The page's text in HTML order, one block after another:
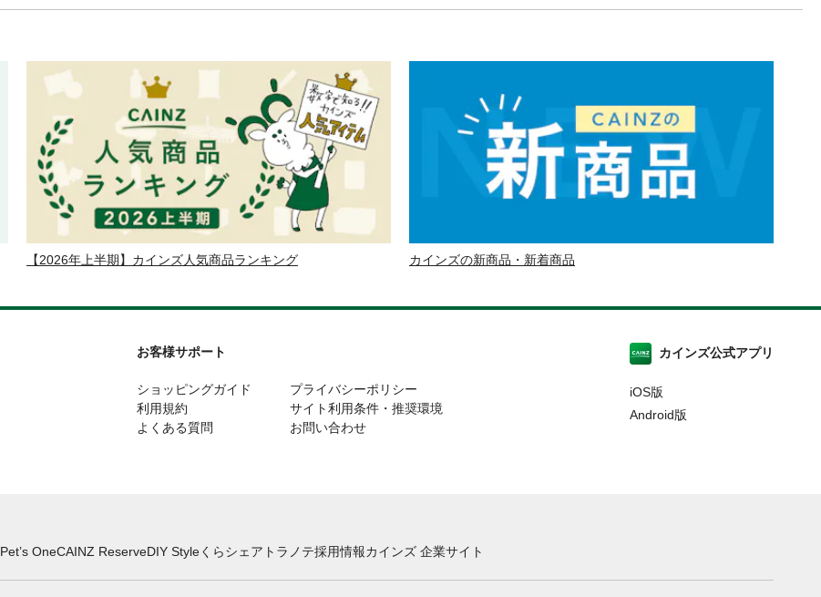
【2026年上半期】カインズ人気商品ランキング カインズの新商品・新着商品
お客様サポート
ショッピングガイド
利用規約
よくある質問
プライバシーポリシー
サイト利用条件・推奨環境
お問い合わせ
カインズ公式アプリ
iOS版
Android版
Pet’s OneCAINZ ReserveDIY Styleくらシェア トラノテ採用情報カインズ 企業サイト